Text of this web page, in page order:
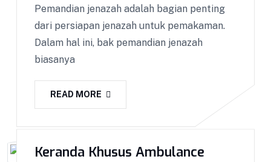
Pemandian jenazah adalah bagian penting
dari persiapan jenazah untuk pemakaman.
Dalam hal ini, bak pemandian jenazah
biasanya
READ MORE
Keranda Khusus Ambulance